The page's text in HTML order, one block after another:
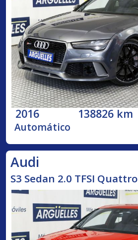
2016 138826 km
Automático
Audi
S3 Sedan 2.0 TFSI